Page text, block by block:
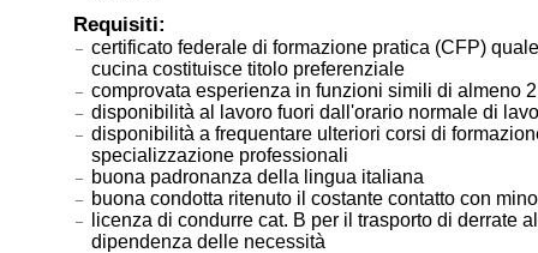
Requisiti:
certificato federale di formazione pratica (CFP)
cucina costituisce titolo preferenziale
comprovata esperienza in funzioni simili di almeno
disponibilità al lavoro fuori dall'orario normale di
disponibilità a frequentare ulteriori corsi di
specializzazione professionali
buona padronanza della lingua italiana
buona condotta ritenuto il costante contatto con
licenza di condurre cat. B per il trasporto di derrate
dipendenza delle necessità